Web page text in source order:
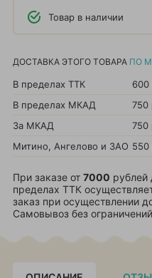
Товар в наличии
ДОСТАВКА ЭТОГО ТОВАРА ПО
В пределах ТТК 600
В пределах МКАД
750
За МКАД
750
Митино, Ангелово и ЗАО 550
При заказе от 7000 рублей
пределах ТТК
заказ при осуществлении
Самовывоз без